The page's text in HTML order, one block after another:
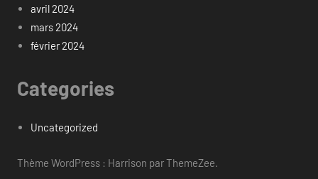
avril 2024
mars 2024
février 2024
Categories
Uncategorized
Thème WordPress : Harrison par ThemeZee.